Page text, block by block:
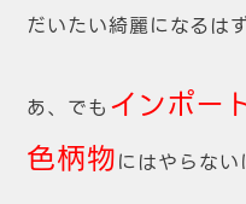
だいたい綺麗になるはず
あ、でも インポー
色柄物にはやらない